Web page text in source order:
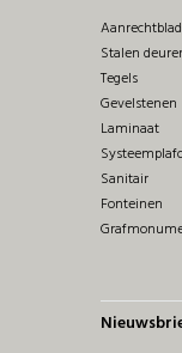
Stalen
Tegels
Gevelstenen
Laminaat
Sanitair
Fonteinen